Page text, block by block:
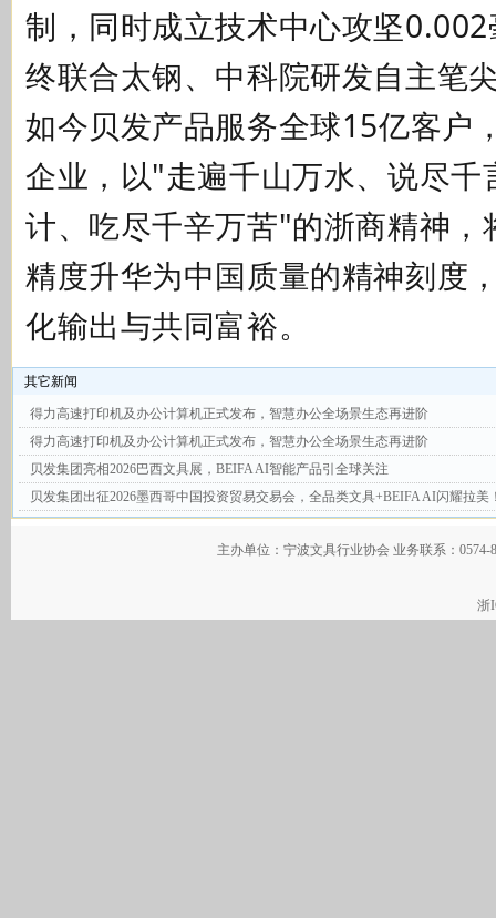
制，同时成立技术中心攻坚0.002
终联合太钢、中科院研发自主笔
如今贝发产品服务全球15亿客户
企业，以"走遍千山万水、说尽
计、吃尽千辛万苦"的浙商精神，
精度升华为中国质量的精神刻度
化输出与共同富裕。
其它新闻
得力高速打印机及办公计算机正式发布，智慧办公全场景生态再进阶
得力高速打印机及办公计算机正式发布，智慧办公全场景生态再进阶
贝发集团亮相2026巴西文具展，BEIFA AI智能产品引全球关注
贝发集团出征2026墨西哥中国投资贸易交易会，全品类文具+BEIFA AI闪耀拉美
主办单位：宁波文具行业协会 业务联系：
浙